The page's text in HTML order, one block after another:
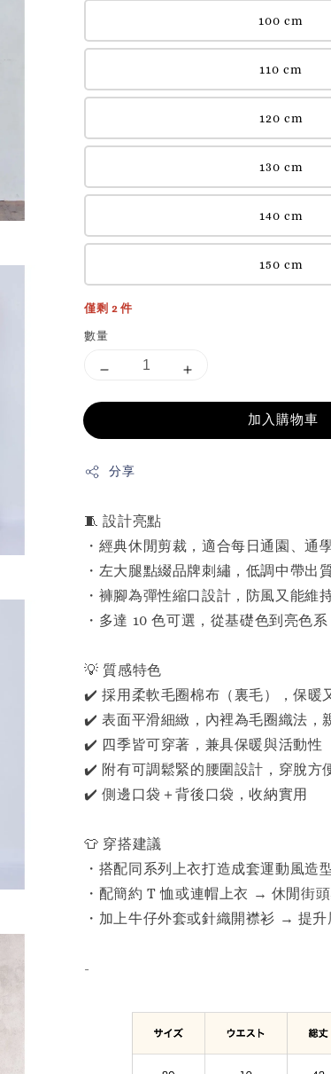
100 cm
110 cm
120 cm
130 cm
140 cm
150 cm
僅剩 2 件
數量
加入購物車
分享
🧵 設計亮點
・經典休閒剪裁，適合每日通園、通
・左大腿點綴品牌刺繡，低調中帶出
・褲腳為彈性縮口設計，防風又能維
・多達 10 色可選，從基礎色到亮色
💡 質感特色
✔️ 採用柔軟毛圈棉布（裏毛），保暖
✔️ 表面平滑細緻，內裡為毛圈織法，
✔️ 四季皆可穿著，兼具保暖與活動性
✔️ 附有可調鬆緊的腰圍設計，穿脫方
✔️ 側邊口袋＋背後口袋，收納實用
👕 穿搭建議
・搭配同系列上衣打造成套運動風造
・配簡約 T 恤或連帽上衣 → 休閒街
・加上牛仔外套或針織開襟衫 → 提升
-